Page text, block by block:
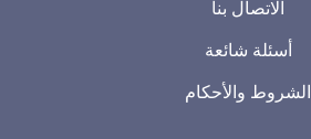
الاتصال بنا
أسئلة شائعة
الشروط والأحكام